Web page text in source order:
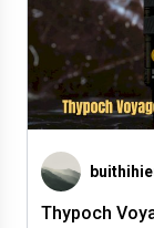
Thypoch